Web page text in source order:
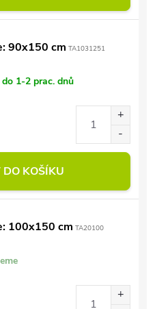
90x150 cm TA1031251
1-2 prac. dnů
DO KOŠÍKU
100x150 cm TA20100